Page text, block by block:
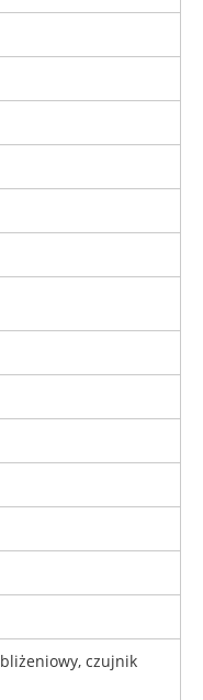
czujnik